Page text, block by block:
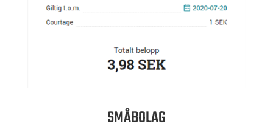
SMÅBOLAG